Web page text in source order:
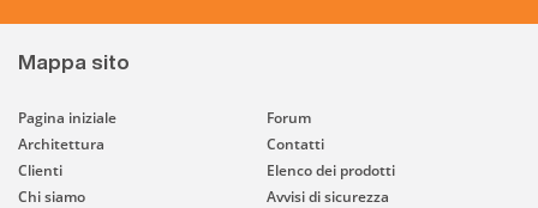
Mappa sito
Pagina iniziale
Architettura
Clienti
Chi siamo
Forum
Contatti
Elenco dei prodotti
Avvisi di sicurezza